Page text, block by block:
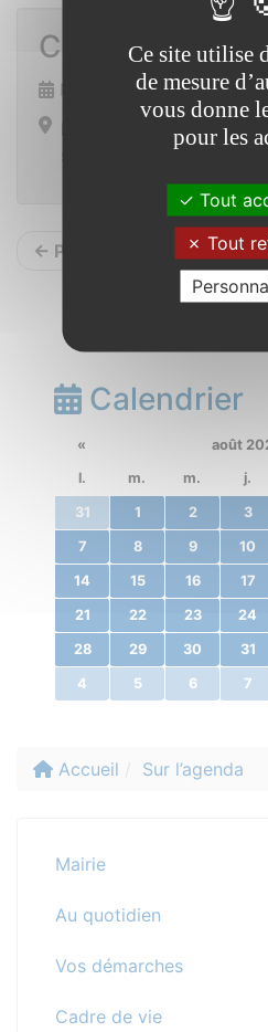
Cuisine pour
Mercredi 11 octobre
Restaurant scolaire
← Précédents
Calendrier
« août
l.
m. m. j.
31 1 2 3
7 8 9 10
14 15 16 17
21 22 23 24
28 29 30 31
4 5 6 7
Accueil Sur l’agenda
Mairie
Au quotidien
Vos démarches
Cadre de vie
Ce site utilise
de mesure
vous donne
pour les
Tout
Tout